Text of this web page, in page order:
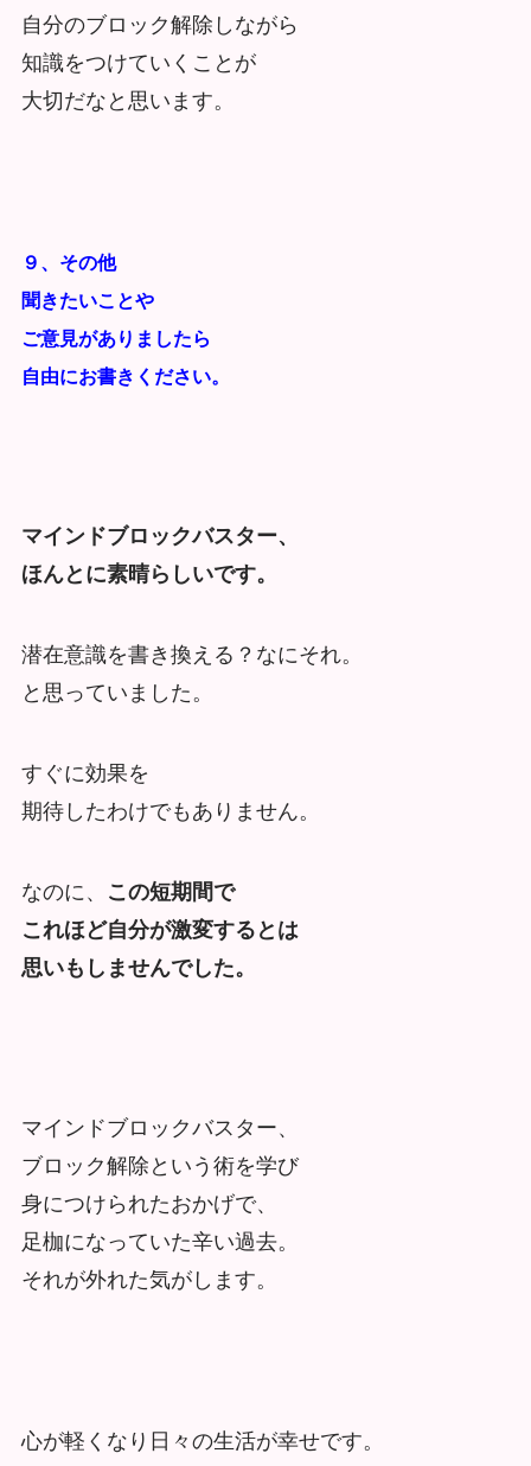
自分のブロック解除しながら
知識をつけていくことが
大切だなと思います。
９、その他
聞きたいことや
ご意見がありましたら
自由にお書きください。
マインドブロックバスター、
ほんとに素晴らしいです。
潜在意識を書き換える？なにそれ。
と思っていました。
すぐに効果を
期待したわけでもありません。
なのに、
この短期間で
これほど自分が激変するとは
思いもしませんでした。
マインドブロックバスター、
ブロック解除という術を学び
身につけられたおかげで、
足枷になっていた辛い過去。
それが外れた気がします。
心が軽くなり日々の生活が幸せです。